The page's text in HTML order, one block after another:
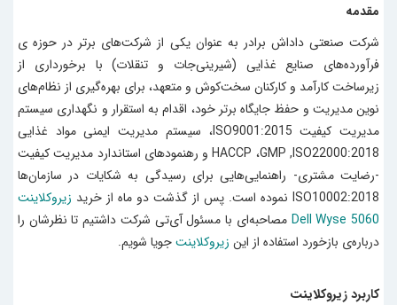
مقدمه
شرکت صنعتی داداش برادر به عنوان یکی از شرکت‌های برتر در حوزه ی
فرآورده‌های صنایع غذایی (شیرینی‌جات و تنقلات) با برخورداری از
زیرساخت کارآمد و کارکنان سخت‌کوش و متعهد، برای بهره‌گیری از نظام‌های
نوین مدیریت و حفظ جایگاه برتر خود، اقدام به استقرار و نگهداری سیستم
مدیریت کیفیت ISO9001:2015، سیستم مدیریت ایمنی مواد غذایی
HACCP ،GMP ,ISO22000:2018 و رهنمودهای استاندارد مدیریت کیفیت
-رضایت مشتری- راهنمایی‌هایی برای رسیدگی به شکایات در سازمان‌ها
ISO10002:2018 نموده است. پس از گذشت دو ماه از خرید
زیرو‌کلاینت
Dell Wyse 5060 مصاحبه‌ای با مسئول آی‌تی شرکت داشتیم تا نظرشان را
درباره‌ی بازخورد استفاده از این زیرو‌کلاینتجویا شویم.
کاربرد زیروکلاینت